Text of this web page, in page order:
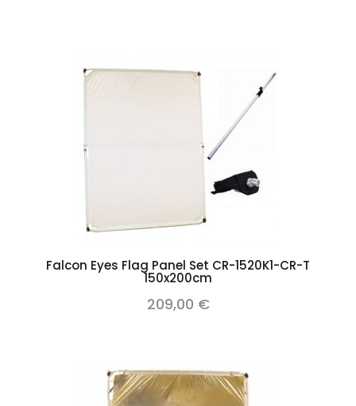
Falcon Eyes Flag Panel Set CR-1520K1-CR-T
150x200cm
209,00 €